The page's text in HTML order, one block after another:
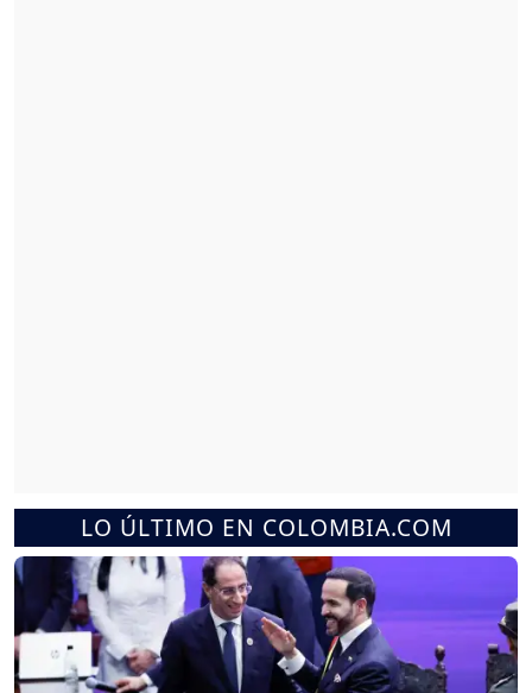
LO ÚLTIMO EN COLOMBIA.COM